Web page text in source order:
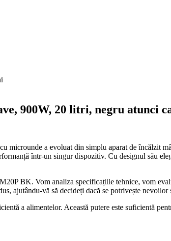
900W, 20 litri, negru atunci
microunde a evoluat din simplu aparat de încălzit
într-un singur dispozitiv. Cu designul său
BK. Vom analiza specificațiile tehnice, vom
ajutându-vă să decideți dacă se potrivește
a alimentelor. Această putere este suficientă